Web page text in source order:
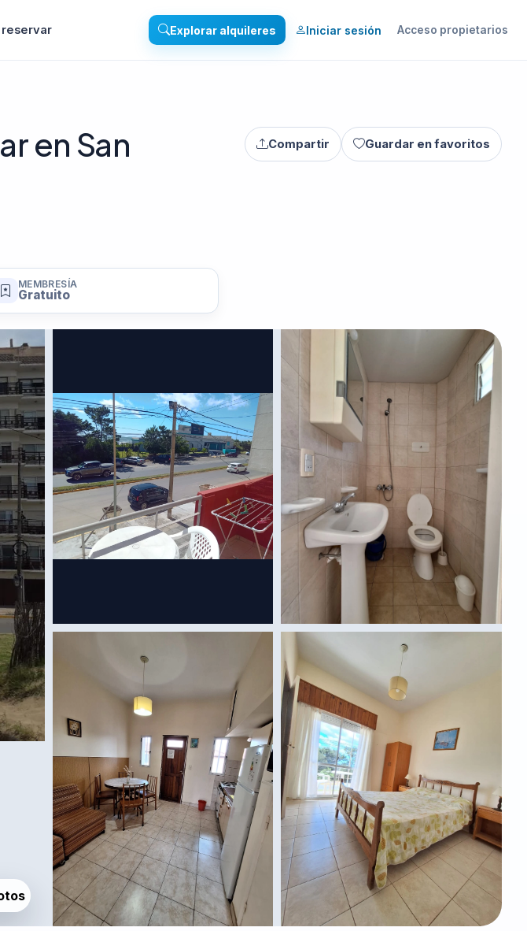
Explorar alquileres Iniciar sesión Acceso propietarios
en San
MEMBRESÍA
Gratuito
Compartir Guardar en favoritos